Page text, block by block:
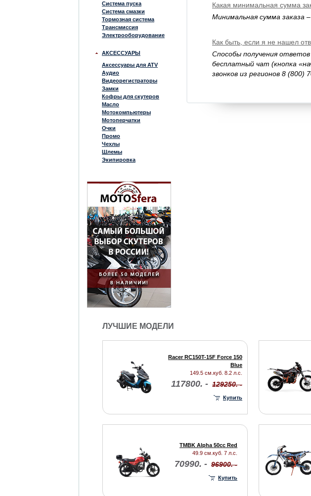
Система пуска
Система смазки
Тормозная система
Трансмиссия
Электрооборудование
АКСЕССУАРЫ
Аксессуары для ATV
Аудио
Видеорегистраторы
Замки
Кофры для скутеров
Масло
Мотокомпьютеры
Мотоперчатки
Очки
Промо
Чехлы
Шлемы
Экипировка
Какая минимальная сумма
Минимальная сумма заказа
Как быть, если я не нашел
Способы получения
бесплатный чат (кнопка
звонков из регионов 8 (800)
ЛУЧШИЕ МОДЕЛИ
Racer RC150T-15F Force 150
Blue
149.5 см.куб. 8.2 л.с.
117800. - 129250. -
Купить
TMBK Alpha 50cc Red
49.9 см.куб. 7 л.с.
70990. - 96900. -
Купить